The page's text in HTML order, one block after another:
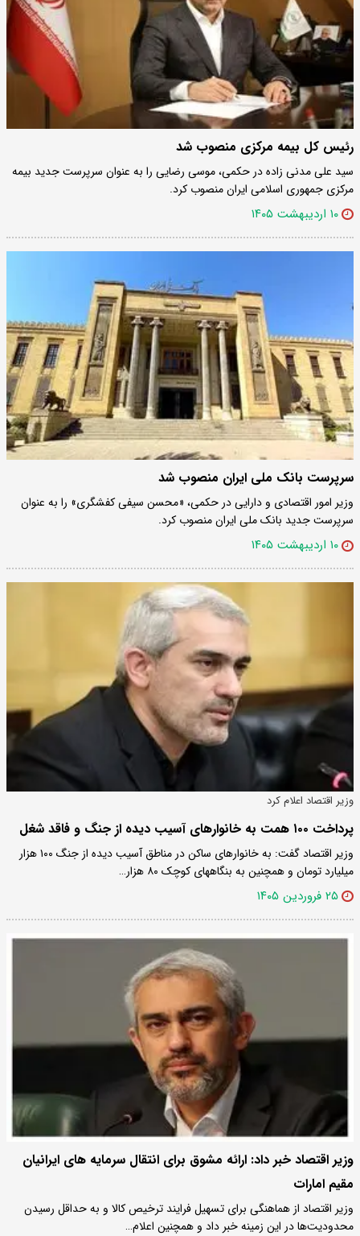
رئیس کل بیمه مرکزی منصوب شد
سید علی مدنی زاده در حکمی، موسی رضایی را به عنوان سرپرست جدید بیمه
مرکزی جمهوری اسلامی ایران منصوب کرد.
۱۰ اردیبهشت ۱۴۰۵
سرپرست بانک ملی ایران منصوب شد
وزیر امور اقتصادی و دارایی در حکمی، «محسن سیفی کفشگری» را به عنوان
سرپرست جدید بانک ملی ایران منصوب کرد.
۱۰ اردیبهشت ۱۴۰۵
وزیر اقتصاد اعلام کرد
پرداخت ۱۰۰ همت به خانوارهای آسیب دیده از جنگ و فاقد شغل
وزیر اقتصاد گفت: به خانوارهای ساکن در مناطق آسیب دیده از جنگ ۱۰۰ هزار
میلیارد تومان و همچنین به بنگاههای کوچک ۸۰ هزار…
۲۵ فروردین ۱۴۰۵
وزیر اقتصاد خبر داد: ارائه مشوق برای انتقال سرمایه های ایرانیان
مقیم امارات
وزیر اقتصاد از هماهنگی برای تسهیل فرایند ترخیص کالا و به حداقل رسیدن
محدودیت‌ها در این زمینه خبر داد و همچنین اعلام…